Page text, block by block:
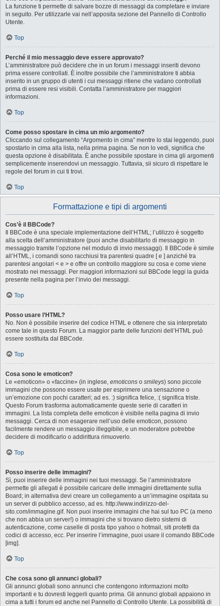
La funzione ti permette di salvare bozze di messaggi da completare e inviare
in seguito. Per utilizzarle vai nell’apposita sezione del Pannello di Controllo
Utente.
Top
Perché il mio messaggio deve essere approvato?
L’amministratore può decidere che in un forum i messaggi inseriti devono
prima essere controllati. È inoltre possibile che l’amministratore ti abbia
inserito in un gruppo di utenti i cui messaggi ritiene che vadano controllati
prima di essere resi visibili. Contatta l’amministratore per maggiori
informazioni.
Top
Come posso spostare in cima un mio argomento?
Cliccando sul collegamento “Argomento in cima” mentre lo stai leggendo, puoi
spostarlo in cima alla lista, nella prima pagina. Se non lo vedi, significa che
questa opzione è disabilitata. È anche possibile spostare in cima gli argomenti
semplicemente inserendovi un messaggio. Tuttavia, sii sicuro di rispettare le
regole del forum in cui ti trovi.
Top
Formattazione e tipi di argomenti
Cos’è il BBCode?
Il BBCode è una speciale implementazione dell’HTML; l’utilizzo è soggetto
alla scelta dell’amministratore (puoi anche disabilitarlo di messaggio in
messaggio tramite l’opzione nel modulo di invio messaggi). Il BBCode è simile
all’HTML, i comandi sono racchiusi tra parentesi quadre [ e ] anziché tra
parentesi angolari < e > e offre un controllo maggiore su cosa e come viene
mostrato nei messaggi. Per maggiori informazioni sul BBCode leggi la guida
presente nella pagina per l’invio dei messaggi.
Top
Posso usare l’HTML?
No. Non è possibile inserire del codice HTML e ottenere che sia interpretato
come tale in questo Forum. La maggior parte delle funzioni dell’HTML può
essere sostituita dal BBCode.
Top
Cosa sono le emoticon?
Le «emoticon» o «faccine» (in inglese, emoticons o smileys) sono piccole
immagini che possono essere usate per esprimere una sensazione o
un’emozione con pochi caratteri; ad es. :) significa felice, :( significa triste.
Questo Forum trasforma automaticamente queste serie di caratteri in
immagini. La lista completa delle emoticon è visibile nella pagina di invio
messaggi. Cerca di non esagerare nell’uso delle emoticon, possono
facilmente rendere un messaggio illeggibile, e un moderatore potrebbe
decidere di modificarlo o addirittura rimuoverlo.
Top
Posso inserire delle immagini?
Sì, puoi inserire delle immagini nei tuoi messaggi. Se l’amministratore
permette gli allegati è possibile caricare delle immagini direttamente sulla
Board; in alternativa devi creare un collegamento a un’immagine ospitata su
un server di pubblico accesso, ad es. http://www.indirizzo-del-
sito.com/immagine.gif. Non puoi inserire immagini che hai sul tuo PC (a meno
che non abbia un server!) o immagini che si trovano dietro sistemi di
autenticazione, come caselle di posta tipo yahoo o hotmail, siti protetti da
codici di accesso, ecc. Per inserire l’immagine, puoi usare il comando BBCode
[img].
Top
Che cosa sono gli annunci globali?
Gli annunci globali sono annunci che contengono informazioni molto
importanti e tu dovresti leggerli quanto prima. Gli annunci globali appaiono in
cima a tutti i forum ed anche nel Pannello di Controllo Utente. La possibilità di